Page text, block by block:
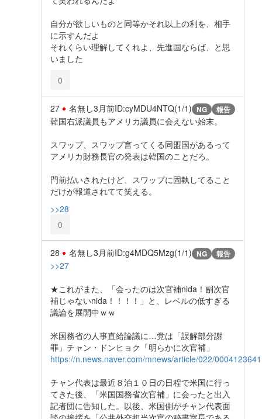
自分が欲しいものと同等かそれ以上の利を、相手
に示すんだよ
それくらい理解してくれよ、先進国ならば、と思
いました
0
27 名無し3月前ID:cyMDU4NTQ(1/1) NG 報告
韓国右派議員もアメリカ議員に会えない始末。
スワップ、スワップ言ってくる同盟国があるって
アメリカ財務長官の発表は韓国のことだろ。
門前払いされたけど、スワップに固執してること
だけが報道されてて笑える。
>>28
0
28 名無し3月前ID:g4MDQ5Mzg(1/1) NG 報告
>>27
★これがまた、「会ったのは次官補nida！副次官
補じゃないnida！！！！」と、レベルの低すぎる
議論を展開中ｗｗ
米国務省の人事直給論議に…党は「誤解部分謝
罪」チャン・ドンヒョク「明らかに次官補」
https://n.news.naver.com/mnews/article/022/0004123641
チャン代表は最近８泊１０日の日程で米国に行っ
てきた後、「米国国務省次官補」に会ったと出入
記者団に告知した。以後、米国側がチャン代表面